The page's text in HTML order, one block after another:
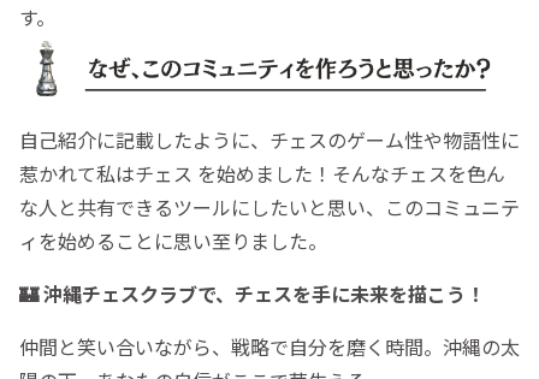
す。
自己紹介に記載したように、チェスのゲーム性や物語性に
惹かれて私はチェス を始めました！そんなチェスを色ん
な人と共有できるツールにしたいと思い、このコミュニテ
ィを始めることに思い至りました。
🏰 沖縄チェスクラブで、チェスを手に未来を描こう！
仲間と笑い合いながら、戦略で自分を磨く時間。沖縄の太